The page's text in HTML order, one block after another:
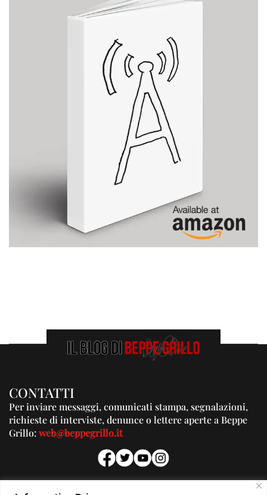
CONTATTI
Per inviare messaggi, comunicati stampa, segnalazioni,
richieste di interviste, denunce o lettere aperte a Beppe
Grillo:web@beppegrillo.it